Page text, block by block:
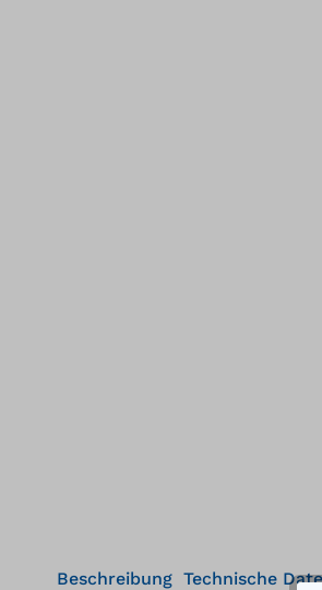
Beschreibung Technische